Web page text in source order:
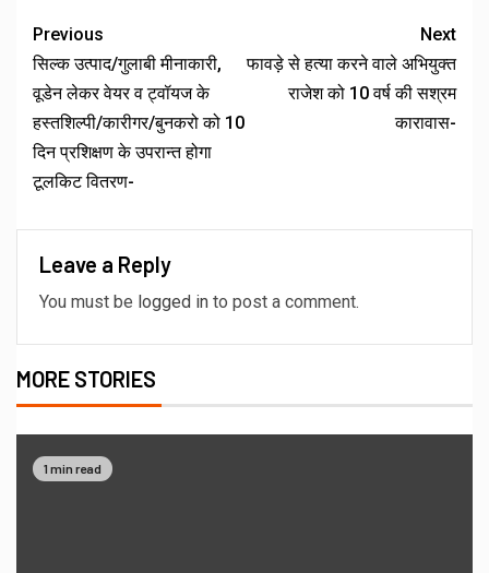
Previous
सिल्क उत्पाद/गुलाबी मीनाकारी,
वूडेन लेकर वेयर व ट्वॉयज के
हस्तशिल्पी/कारीगर/बुनकरो को 10
दिन प्रशिक्षण के उपरान्त होगा
टूलकिट वितरण-
Next
फावड़े से हत्या करने वाले अभियुक्त
राजेश को 10 वर्ष की सश्रम
कारावास-
Leave a Reply
You must be logged in to post a comment.
MORE STORIES
1 min read